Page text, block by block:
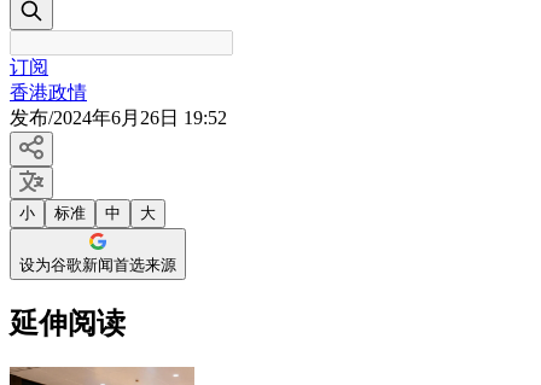
订阅
香港政情
发布/2024年6月26日 19:52
小 标准 中 大
设为谷歌新闻首选来源
延伸阅读